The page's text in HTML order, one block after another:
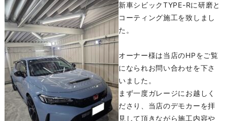
新車シビックTYPE-Rに研磨と
コーティング施工を致しまし
た。
オーナー様は当店のHPをご覧
になられお問い合わせを下さ
いました。
まず一度ガレージにお越しく
ださり、当店のデモカーを拝
見して頂きながら施工内容や